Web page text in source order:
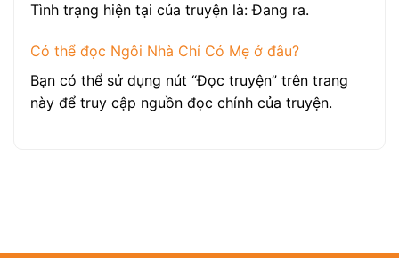
Tình trạng hiện tại của truyện là: Đang ra.
Có thể đọc Ngôi Nhà Chỉ Có Mẹ ở đâu?
Bạn có thể sử dụng nút “Đọc truyện” trên trang
này để truy cập nguồn đọc chính của truyện.